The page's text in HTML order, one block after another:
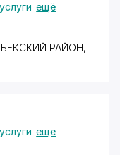
ещё
РАЙОН,
ещё